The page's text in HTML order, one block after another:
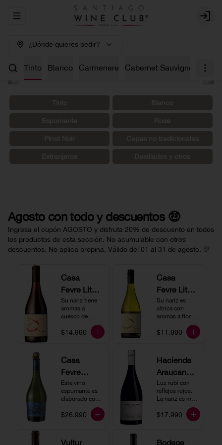
Abrir menu de navegación Login
¿Dónde quieres pedir?
🤑 Tinto Blanco Carmenere Cabernet Sauvignon
Agosto con todo y descuentos 🤑
Ingresa el cupón AGOSTO y disfruta 20% de descuento en todos
los productos de esta sección. No acumulable con otros
descuentos. No aplica propina. Válido del 01 al 31 de agosto. 🎊
Casa
Fevre Little
Quino
Pinot Noir
Su nariz tiene
aromas a
cuesco de
frambuesa. En
boca tiene una
es un vino muy
vertical. Ideal
para beberlo
más frío como
acompañado de
$14.990
Casa
Fevre Little
Quino
Sauvignon
Su nariz es
cítrica con
aromas a flores
blancas y lima.
En boca tiene
vertical y de
persistencia
media. Ideal
para acompañar
con ostras.
$11.990
Casa
Fevre
Quino
Espumant
Este vino
espumante es
elaborado con
tradicional y se
produce a partir
Chardonnay y
$26.990
Hacienda
Araucano-
Lurton
Humo
Gran
Luz rubí con
reflejos rojos.
La nariz es muy
expresiva con
notas de fresa y
rico y redondo
$17.990
Vultur
Bodega